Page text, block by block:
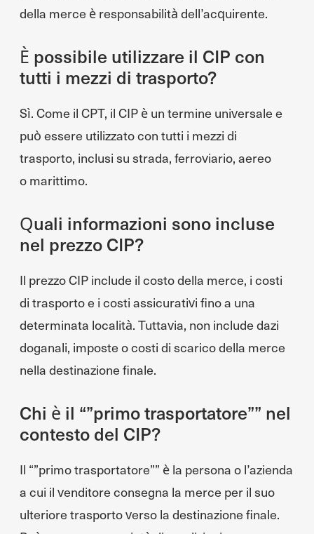
della merce è responsabilità dell’acquirente.
È possibile utilizzare il CIP con
tutti i mezzi di trasporto?
Sì. Come il CPT, il CIP è un termine universale e
può essere utilizzato con tutti i mezzi di
trasporto, inclusi su strada, ferroviario, aereo
o marittimo.
Quali informazioni sono incluse
nel prezzo CIP?
Il prezzo CIP include il costo della merce, i costi
di trasporto e i costi assicurativi fino a una
determinata località. Tuttavia, non include dazi
doganali, imposte o costi di scarico della merce
nella destinazione finale.
Chi è il “”primo trasportatore”” nel
contesto del CIP?
Il “”primo trasportatore”” è la persona o l’azienda
a cui il venditore consegna la merce per il suo
ulteriore trasporto verso la destinazione finale.